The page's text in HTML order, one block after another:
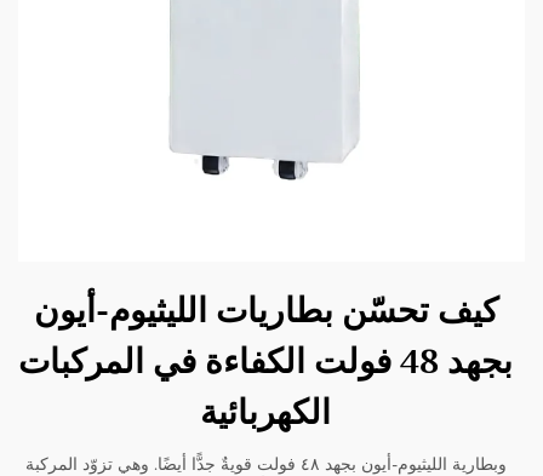
كيف تحسّن بطاريات الليثيوم-أيون
بجهد 48 فولت الكفاءة في المركبات
الكهربائية
وبطارية الليثيوم-أيون بجهد ٤٨ فولت قويةٌ جدًّا أيضًا. وهي تزوّد المركبة